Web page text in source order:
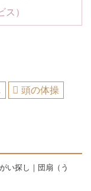
）
頭の体操
い探し｜団扇（う